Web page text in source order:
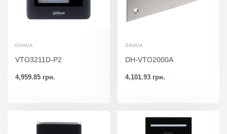
DAHUA
VTO3211D-P2
4,959.85 грн.
DAHUA
DH-VTO2000А
4,101.93 грн.